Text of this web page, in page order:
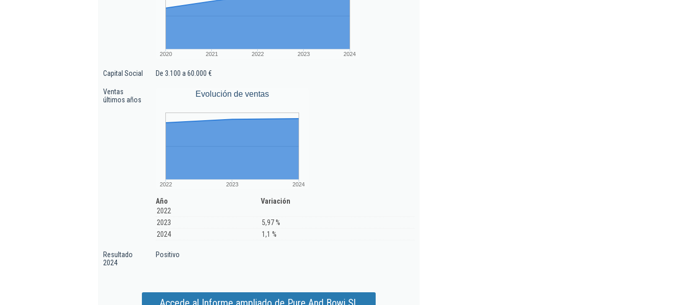
2020 2021 2022 2023 2024
Capital Social De 3.100 a 60.000 €
Ventas
últimos años
Evolución de ventas
2022 2023 2024
Año
Variación
2022
2023
5,97 %
2024
1,1 %
Resultado
2024
Positivo